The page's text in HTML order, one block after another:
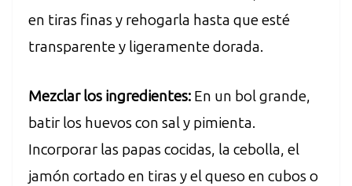
en tiras finas y rehogarla hasta que esté
transparente y ligeramente dorada.
Mezclar los ingredientes: En un bol grande,
batir los huevos con sal y pimienta.
Incorporar las papas cocidas, la cebolla, el
jamón cortado en tiras y el queso en cubos o